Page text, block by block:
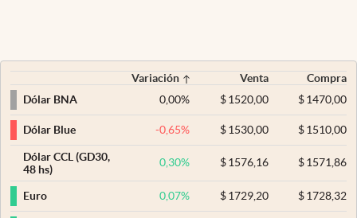
Variación Venta
Compra
Dólar BNA
0,00% $ 1520,00 $1470,00
Dólar Blue -0,65% $ 1530,00 $1510,00
Dólar CCL (GD30,
48 hs)
0,30% $ 1576,16 $1571,86
Euro 0,07% $ 1729,20 $1728,32